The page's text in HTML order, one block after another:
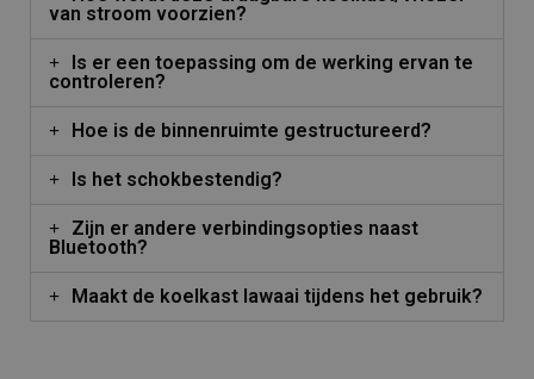
van stroom voorzien?
Is er een toepassing om de werking ervan te
controleren?
Hoe is de binnenruimte gestructureerd?
Is het schokbestendig?
Zijn er andere verbindingsopties naast
Bluetooth?
Maakt de koelkast lawaai tijdens het gebruik?